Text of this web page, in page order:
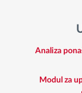
Analiza
Modul za